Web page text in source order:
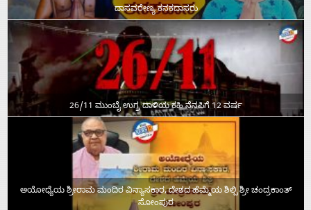
ದಾಸವರೇಣ್ಯ ಕನಕದಾಸರು
26/11 ಮುಂಬೈ ಉಗ್ರ ದಾಳಿಯ ಕಹಿ ನೆನಪಿಗೆ 12 ವರ್ಷ
ಅಯೋಧ್ಯೆಯ ಶ್ರೀರಾಮ ಮಂದಿರ ವಿನ್ಯಾಸಕಾರ, ದೇಶದ ಹೆಮ್ಮೆಯ ಶಿಲ್ಪಿ ಶ್ರೀ ಚಂದ್ರಕಾಂತ್‌
ಸೋಂಪುರ